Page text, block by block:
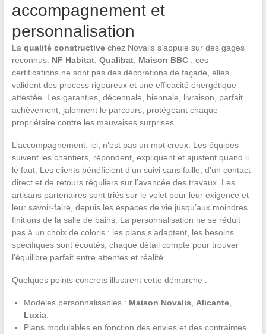
accompagnement et
personnalisation
La qualité constructivechez Novalis s’appuie sur des gages
reconnus. NF Habitat, Qualibat, Maison BBC: ces
certifications ne sont pas des décorations de façade, elles
valident des process rigoureux et une efficacité énergétique
attestée. Les garanties, décennale, biennale, livraison, parfait
achèvement, jalonnent le parcours, protégeant chaque
propriétaire contre les mauvaises surprises.
L’accompagnement, ici, n’est pas un mot creux. Les équipes
suivent les chantiers, répondent, expliquent et ajustent quand il
le faut. Les clients bénéficient d’un suivi sans faille, d’un contact
direct et de retours réguliers sur l’avancée des travaux. Les
artisans partenaires sont triés sur le volet pour leur exigence et
leur savoir-faire, depuis les espaces de vie jusqu’aux moindres
finitions de la salle de bains. La personnalisation ne se réduit
pas à un choix de coloris : les plans s’adaptent, les besoins
spécifiques sont écoutés, chaque détail compte pour trouver
l’équilibre parfait entre attentes et réalité.
Quelques points concrets illustrent cette démarche :
Modèles personnalisables : Maison Novalis Alicante,
Luxia.
Plans modulables en fonction des envies et des contraintes